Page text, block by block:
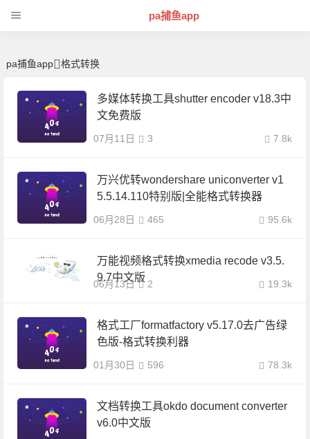
pa捕鱼app
pa捕鱼app 格式转换
多媒体转换工具shutter encoder v18.3中
文免费版
07月11日 7.8k
3
万兴优转wondershare uniconverter v1
5.5.14.110特别版|全能格式转换器
06月28日 95.6k
465
万能视频格式转换xmedia recode v3.5.
9.7中文版
06月13日 19.3k
2
格式工厂formatfactory v5.17.0去广告绿
色版-格式转换利器
01月30日 78.3k
596
文档转换工具okdo document converter
v6.0中文版